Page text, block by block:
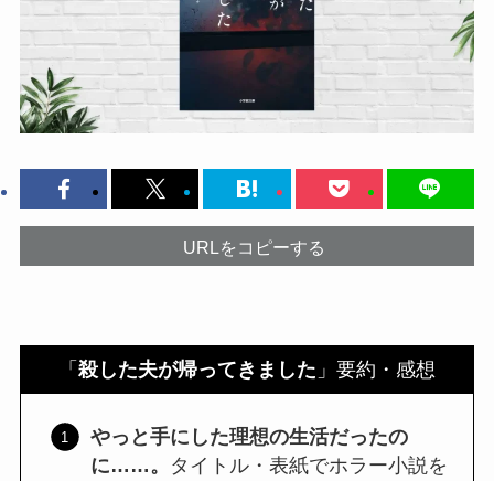
URLをコピーする
「 殺した夫が帰ってきました 」要約・感想
やっと手にした理想の生活だったの
に……。
タイトル・表紙でホラー小説を